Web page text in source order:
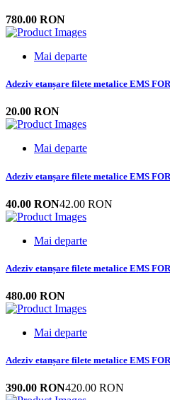
780.00 RON
Mai departe
Adeziv etanșare filete metalice EMS
20.00 RON
Mai departe
Adeziv etanșare filete metalice EMS
40.00 RON42.00 RON
Mai departe
Adeziv etanșare filete metalice EMS
480.00 RON
Mai departe
Adeziv etanșare filete metalice EMS
390.00 RON420.00 RON